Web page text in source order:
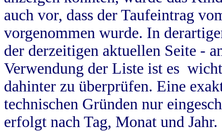
auch vor, dass der Taufeintrag
vorgenommen wurde. In
der derzeitigen aktuellen Seite -
Verwendung der Liste ist es
dahinter zu überprüfen. Eine
technischen Gründen nur
erfolgt nach Tag, Monat und Jahr.